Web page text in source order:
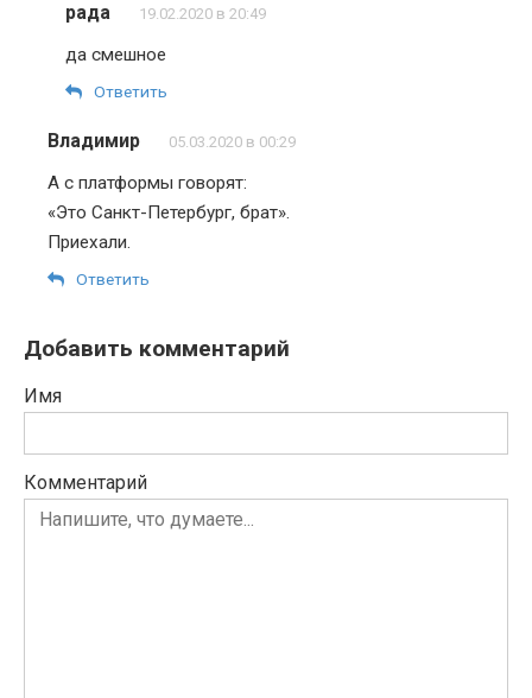
рада 19.02.2020 в 20:49
да смешное
Ответить
Владимир 05.03.2020 в 00:29
А с платформы говорят:
«Это Санкт-Петербург, брат».
Приехали.
Ответить
Добавить комментарий
Имя
Комментарий